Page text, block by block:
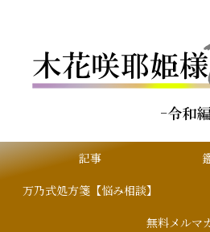
記事
万乃式処方箋【悩み相談】
無料メルマ